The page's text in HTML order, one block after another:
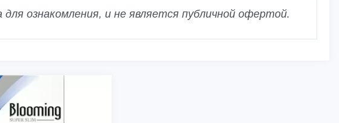
ознакомления, и не является публичной офертой.